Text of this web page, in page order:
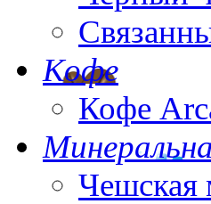
Кофе
Кофе
Чешская